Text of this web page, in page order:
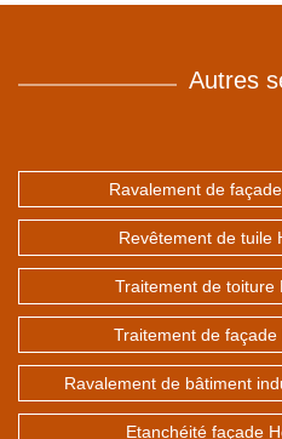
Autres
Ravalement de
Revêtement de tuile
Traitement de toiture
Traitement de
Ravalement de bâtiment
Etanchéité façade